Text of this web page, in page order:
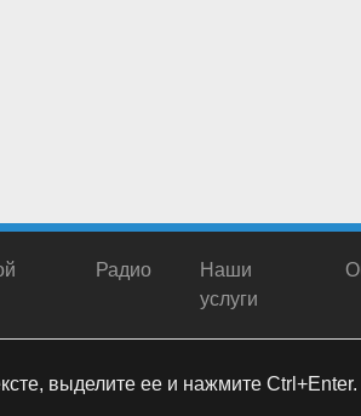
Радио
Наши
услуги
выделите ее и нажмите Ctrl+Enter.